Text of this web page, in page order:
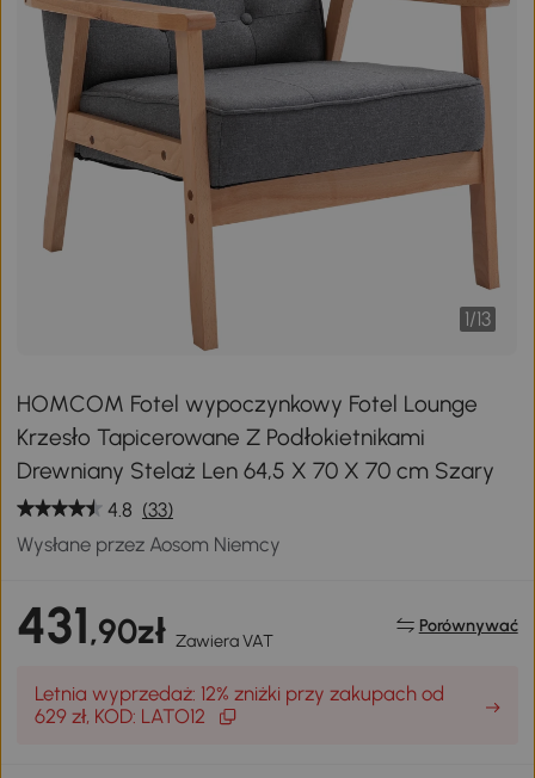
1/13
HOMCOM Fotel wypoczynkowy Fotel Lounge
Krzesło Tapicerowane Z Podłokietnikami
Drewniany Stelaż Len 64,5 X 70 X 70 cm Szary
4.8 (33)
Wysłane przez Aosom Niemcy
431,90zł Zawiera VAT
Porównywać
Letnia wyprzedaż: 12% zniżki przy zakupach od
629 zł, KOD: LATO12